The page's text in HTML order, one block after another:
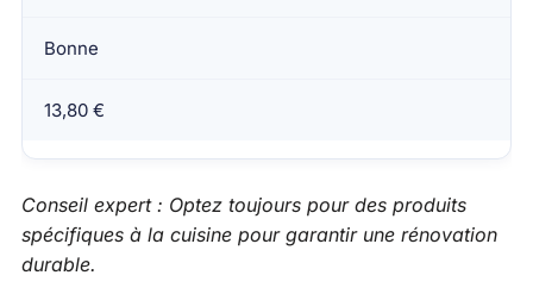
Bonne
13,80 €
Conseil expert : Optez toujours pour des produits
spécifiques à la cuisine pour garantir une rénovation
durable.